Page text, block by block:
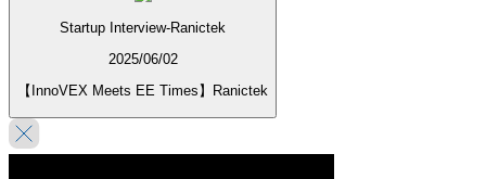
Startup Interview-Ranictek
2025/06/02
【InnoVEX Meets EE Times】Ranictek